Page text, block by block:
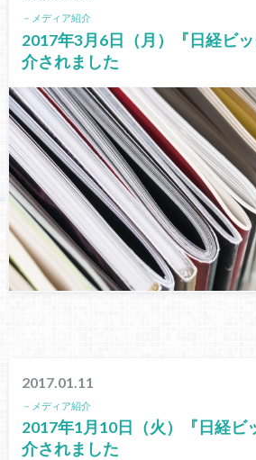
－メディア紹介
2017年3月6日（月）『日経ビ
介されました
2017.01.11
－メディア紹介
2017年1月10日（火）『日経ビ
介されました